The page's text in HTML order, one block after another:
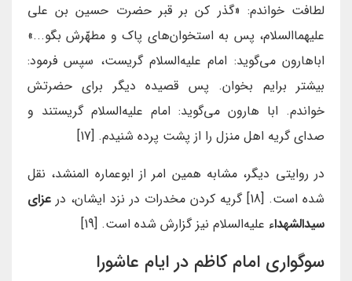
لطافت خواندم: «گذر كن بر قبر حضرت حسين بن على
عليهما‌السلام، پس به استخوان‌هاى پاك و مطهّرش بگو...»
اباهارون می‌گويد: امام عليه‌السلام گريست، سپس فرمود:
بيشتر برايم بخوان. پس قصيده ديگر براى حضرتش
خواندم. ابا هارون می‌گويد: امام عليه‌السلام گريستند و
صداى گريه اهل منزل را از پشت پرده شنيدم. [17]
در روایتی دیگر، مشابه همین امر از ابوعماره المنشد، نقل
شده است. [18] گریه کردن مخدرات در نزد ایشان، در
عزای
سیدالشهداء علیه‌السلام نیز گزارش شده است. [19]
سوگواری امام کاظم در ایام عاشورا